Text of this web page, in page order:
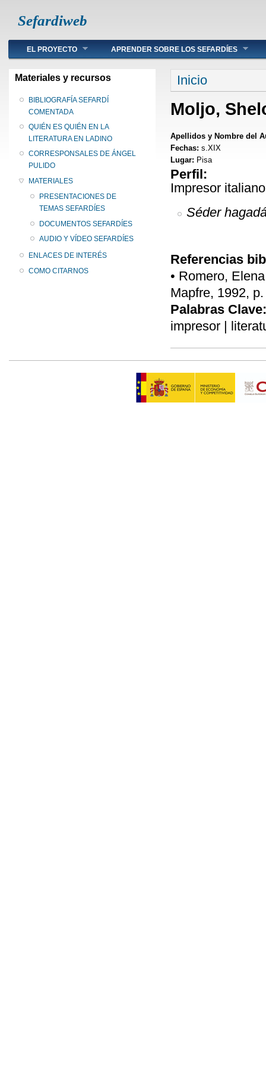
Sefardiweb
Main menu
EL PROYECTO APRENDER SOBRE LOS SEFARDÍES
Materiales y recursos
BIBLIOGRAFÍA SEFARDÍ
COMENTADA
QUIÉN ES QUIÉN EN LA
LITERATURA EN LADINO
CORRESPONSALES DE ÁNGEL
PULIDO
MATERIALES
PRESENTACIONES DE
TEMAS SEFARDÍES
DOCUMENTOS SEFARDÍES
AUDIO Y VÍDEO SEFARDÍES
ENLACES DE INTERÉS
COMO CITARNOS
Se encuentra
Inicio
Moljo,
Apellidos y Nombre del
Fechas: s.XIX
Lugar: Pisa
Perfil:
Impresor
Séder
Referencias
• Romero,
Mapfre, 1992,
Palabras Clave:
impresor |